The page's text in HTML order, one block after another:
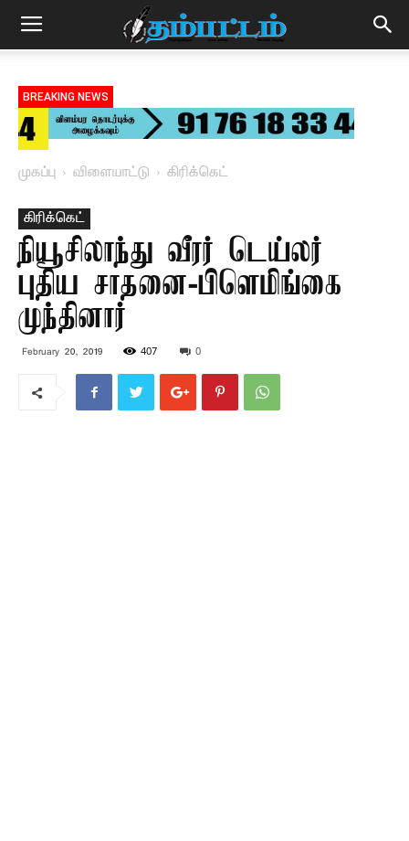
BREAKING NEWS
முகப்பு விளையாட்டு கிரிக்கெட்
கிரிக்கெட்
நியூசிலாந்து வீரர் டெய்லர்
புதிய சாதனை-பிளெமிங்கை
முந்தினார்
February 20, 2019 407 0